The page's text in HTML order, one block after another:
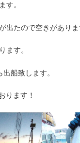
す。
出たので空きがありま
ます。
出船致します。
ります！